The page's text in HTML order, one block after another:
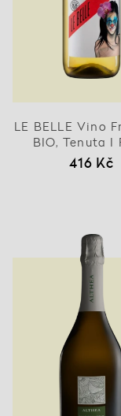
LE BELLE Vino
BIO, Tenuta I
416 Kč